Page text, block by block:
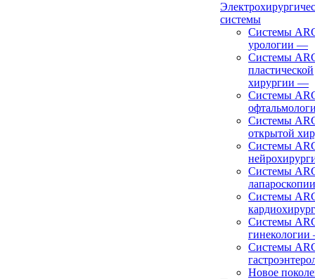
системы
Системы
урологии —
Системы
пластической
хирургии —
Системы
Системы
открытой
Системы
Системы
лапароскопии
Системы
Системы
гинекологии
Системы
Новое